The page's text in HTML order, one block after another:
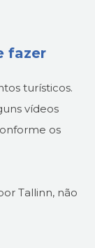
fazer
turísticos.
vídeos
os
Tallinn, não